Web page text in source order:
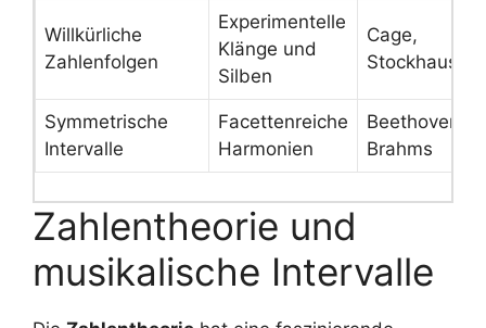
Willkürliche
Zahlenfolgen
Experimentelle
Klänge und
Silben
Cage,
Stockhausen
Symmetrische
Intervalle
Facettenreiche
Harmonien
Beethoven,
Brahms
Zahlentheorie und
musikalische Intervalle